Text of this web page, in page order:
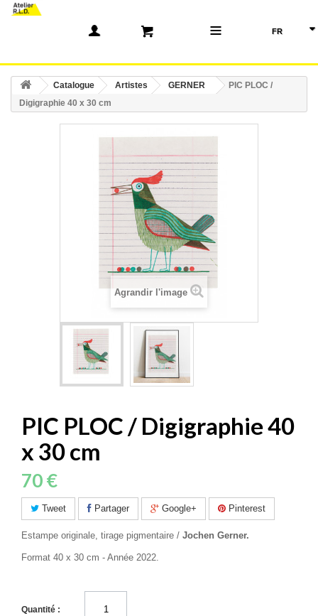
Catalogue Artistes GERNER
PIC PLOC /
Digigraphie 40 x 30 cm
Agrandir l'image
PIC PLOC / Digigraphie 40
x 30 cm
70 €
Tweet Partager Google+ Pinterest
Estampe originale, tirage pigmentaire / Jochen Gerner.
Format 40 x 30 cm - Année 2022.
Quantité :